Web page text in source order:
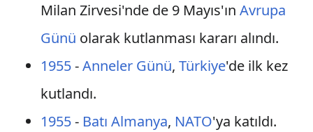
Milan Zirvesi'nde de 9 Mayıs'ın Avrupa
Günü olarak kutlanması kararı alındı.
1955-Anneler Günü, Türkiye'de ilk kez
kutlandı.
1955- Batı Almanya, NATO'ya katıldı.